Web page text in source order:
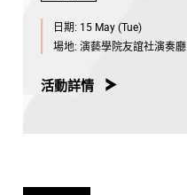
日期: 15 May (Tue)
場地: 演藝學院友誼社演奏廳
活動詳情